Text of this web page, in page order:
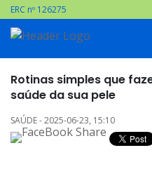
ERC nº 126275
Rotinas simples que
saúde da sua pele
SAÚDE - 2025-06-23, 15:10